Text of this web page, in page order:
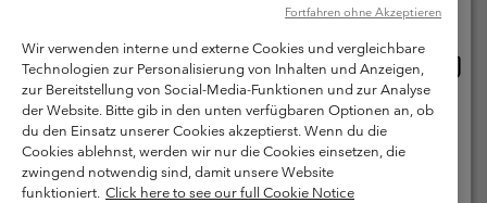
Columbia Sportswear Company. Avenue des Morgines, 12 1213
Petit-Lancy Switzerland. Alle Rechte vorbehalten.
Nutzungsbedingungen
Allgemeine Verkaufsbedingungen
Garantie
Datenschutzerklärung
Bestimmungen und Bedingungen des Mitglieder Programms
Nutzungsbedingungen Für Nutzergenerierte Inhalte
Impressum
Cookies
Wir verwenden interne und externe Cookies und vergleichbare
Technologien zur Personalisierung von Inhalten und Anzeigen,
zur Bereitstellung von Social-Media-Funktionen und zur Analyse
der Website. Bitte gib in den unten verfügbaren Optionen an, ob
du den Einsatz unserer Cookies akzeptierst. Wenn du die
Cookies ablehnst, werden wir nur die Cookies einsetzen, die
zwingend notwendig sind, damit unsere Website
funktioniert. Click here to see our full Cookie Notice
Fortfahren ohne Akzeptieren
Online-Einkauf verfügbar
United States
Switzerland-English
Switzerland-Deutsch